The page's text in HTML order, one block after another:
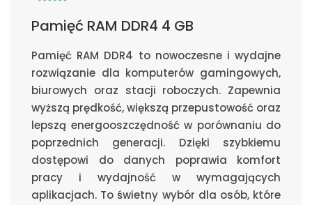
Pamięć RAM DDR4 4 GB
Pamięć RAM DDR4 to nowoczesne i wydajne
rozwiązanie dla komputerów gamingowych,
biurowych oraz stacji roboczych. Zapewnia
wyższą prędkość, większą przepustowość oraz
lepszą energooszczędność w porównaniu do
poprzednich generacji. Dzięki szybkiemu
dostępowi do danych poprawia komfort
pracy i wydajność w wymagających
aplikacjach. To świetny wybór dla osób, które